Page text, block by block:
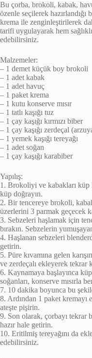
Bu çorba, brokoli, kabak,
özenle seçilerek
krema ile zenginleştirilerek
tarifi uygulayarak hem
edebilirsiniz.
Malzemeler:
– 1 demet küçük boy brokoli
– 1 adet kabak
– 1 adet havuç
– 1 paket krema
– 1 kutu konserve mısır
– 1 tatlı kaşığı tuz
– 1 çay kaşığı kırmızı biber
– 1 çay kaşığı zerdeçal
– 1 yemek kaşığı tereyağı
– 1 adet soğan
– 1 çay kaşığı karabiber
Yapılış:
1. Brokoliyi ve kabakları küp
küp doğrayın.
2. Bir tencereye brokoli,
üzerlerini 3 parmak geçecek
3. Sebzeleri haşlamak için
bırakın. Sebzelerin
4. Haşlanan sebzeleri
getirin.
5. Püre kıvamına gelen
ve zerdeçalı ekleyerek tekrar
6. Kaynamaya başlayınca
soğanları, konserve mısırla
7. 10 dakika boyunca bu
8. Ardından 1 paket kremayı
ateşte pişirin.
9. Son olarak, çorbayı tekrar
hazır hale getirin.
10. Eritilmiş tereyağını da
edebilirsiniz.